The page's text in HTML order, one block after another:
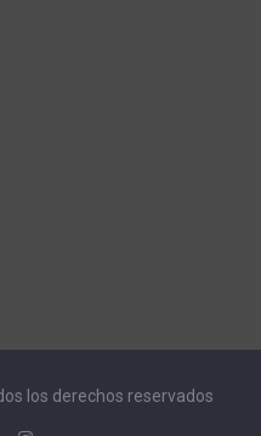
los derechos reservados